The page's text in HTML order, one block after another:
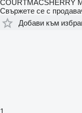
COURTMACSHERRY
Свържете се с
Добави към